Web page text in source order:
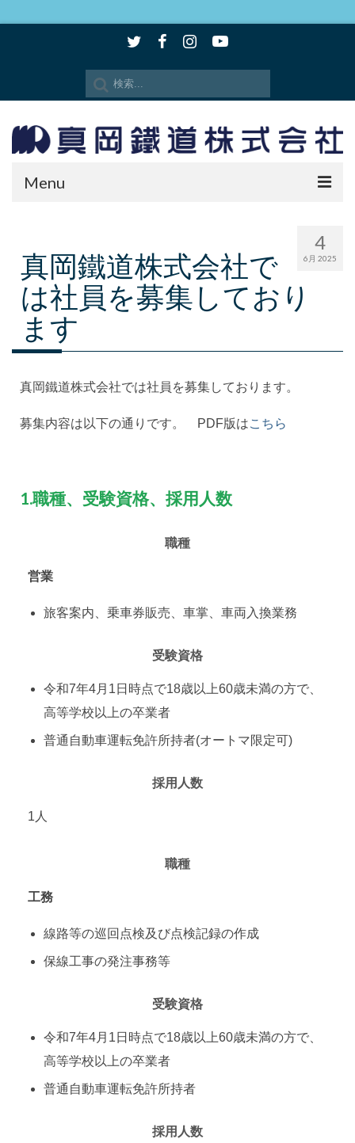
Menu
SLもおか
SLキューロク館
観光情報
採用情報
会社概要
お問い合わせ
4
6月 2025
真岡鐵道株式会社で
は社員を募集しており
ます
真岡鐵道株式会社では社員を募集しております。
募集内容は以下の通りです。 PDF版はこちら
1.職種、受験資格、採用人数
職種
営業
旅客案内、乗車券販売、車掌、車両入換業務
受験資格
令和7年4月1日時点で18歳以上60歳未満の方で、
高等学校以上の卒業者
普通自動車運転免許所持者(オートマ限定可)
採用人数
1人
職種
工務
線路等の巡回点検及び点検記録の作成
保線工事の発注事務等
受験資格
令和7年4月1日時点で18歳以上60歳未満の方で、
高等学校以上の卒業者
普通自動車運転免許所持者
採用人数